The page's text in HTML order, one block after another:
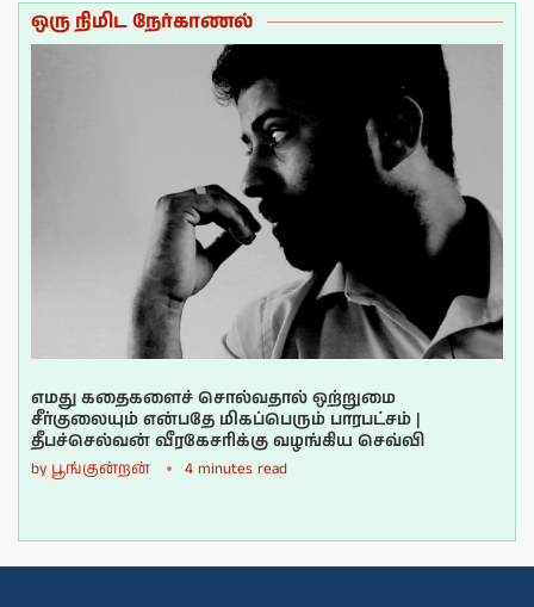
ஒரு நிமிட நேர்காணல்
எமது கதைகளைச் சொல்வதால் ஒற்றுமை
சீர்குலையும் என்பதே மிகப்பெரும் பாரபட்சம் |
தீபச்செல்வன் வீரகேசரிக்கு வழங்கிய செவ்வி
by பூங்குன்றன் 4 minutes read